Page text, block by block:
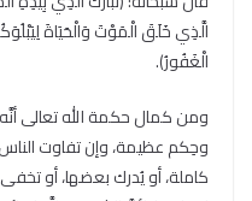
الَّذِي خَلَقَ الْمَوْتَ وَالْحَيَاةَ
الْغَفُورُ﴾.
ومن كمال حكمة الله تعالى
وحِكم عظيمة، وإن تفاوت
كاملة، أو يُدرك بعضها، أو